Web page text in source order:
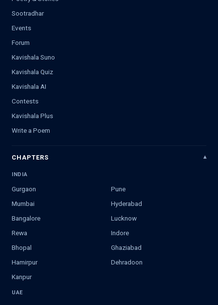
Sootradhar
Events
Forum
Kavishala Suno
Kavishala Quiz
Kavishala AI
Contests
Kavishala Plus
Write a Poem
CHAPTERS
INDIA
Gurgaon
Pune
Mumbai
Hyderabad
Bangalore
Lucknow
Rewa
Indore
Bhopal
Ghaziabad
Hamirpur
Dehradoon
Kanpur
UAE